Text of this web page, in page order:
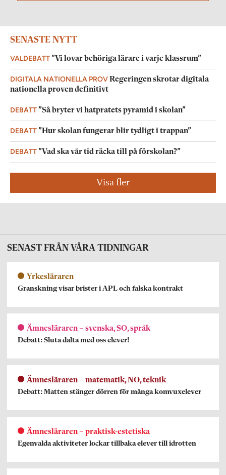
SENASTE NYTT
VALDEBATT”Vi lovar behöriga lärare i varje klassrum”
DIGITALA NATIONELLA PROVRegeringen skrotar digitala
nationella proven definitivt
DEBATT”Så bryter vi hatpratets pyramid i skolan”
DEBATT”Hur skolan fungerar blir tydligt i trappan”
DEBATT”Vad ska vår tid räcka till på förskolan?”
Visa fler
SENAST FRÅN VÅRA TIDNINGAR
Yrkesläraren
Granskning visar brister i APL och falska kontrakt
Ämnesläraren – svenska, SO, språk
Debatt: Sluta dalta med oss elever!
Ämnesläraren – matematik, NO, teknik
Debatt: Matten stänger dörren för många komvuxelever
Ämnesläraren – praktisk-estetiska
Egenvalda aktiviteter lockar tillbaka elever till idrotten